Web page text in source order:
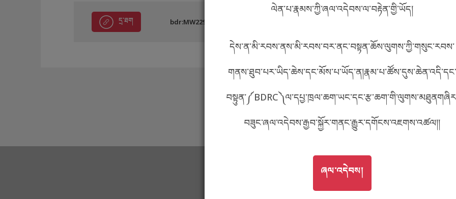
English
ភាសាខ្មែរ
ལེན་པ་རྣམས་ཀྱི་ཞལ་འདེབས་ལ་བརྟེན་གྱི་ཡོད།
དེས་ན་མི་རབས་ནས་མི་རབས་བར་ནང་བསྟན་ཆོས་ལུགས་ཀྱི་གསུང་རབས་
གནས་ཐུབ་པར་ཡིད་ཆེས་དང་མོས་པ་ཡོད་ན།རྣམ་པ་ཚོས་དུས་ཆེན་འདི་དང་
བཟུང་ཞལ་འདེབས་རྒྱབ་སྐྱོར་གནང་རྒྱུར་དགོངས་འཇགས་འཚལ།།
GO TOཞལ་འདེབས།
ཞལ་འདེབས།
དྲ་ཐག bdr:MW22933_F4A5A3 metadata ཕབ་ལེན། འདིའི་ཡོང་ཁུངས།